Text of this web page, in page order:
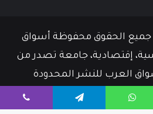
حقوق النشر 2026، جميع الحقوق محفوظة أسواق
إقتصادية، جامعة تصدر من
العرب للنشر المحدودة
أسرة التحرير إتصل بنا
تيلقرام ڤايبر